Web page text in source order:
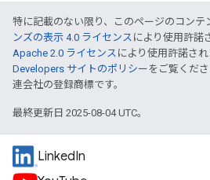
特に記載のない限り、このページのコンテ
ンズの表示 4.0 ライセンス により使用許諾
Apache 2.0 ライセンス により使用許諾され
Developers サイトのポリシー をご覧くだ
連会社の登録商標です。
最終更新日 2025-08-04 UTC。
LinkedIn